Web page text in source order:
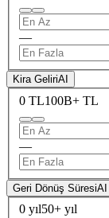
—
Kira GeliriAI
0 TL100B+ TL
—
Geri Dönüş SüresiAI
0 yıl50+ yıl